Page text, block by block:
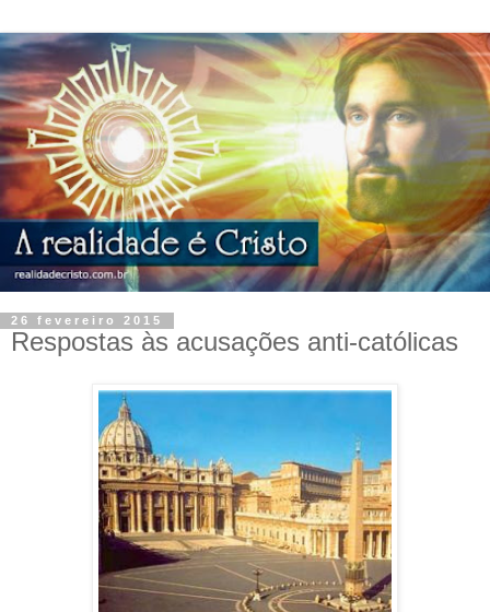
26 fevereiro 2015
Respostas às acusações anti-católicas